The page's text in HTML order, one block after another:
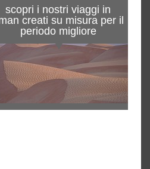
scopri i nostri viaggi in
creati su misura per il
periodo migliore